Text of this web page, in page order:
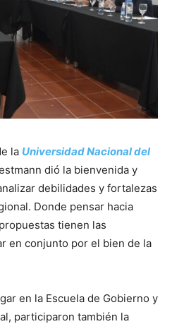
la Universidad Nacional del
dió la bienvenida y
debilidades y fortalezas
Donde pensar hacia
tienen las
en conjunto por el bien de la
en la Escuela de Gobierno y
participaron también la